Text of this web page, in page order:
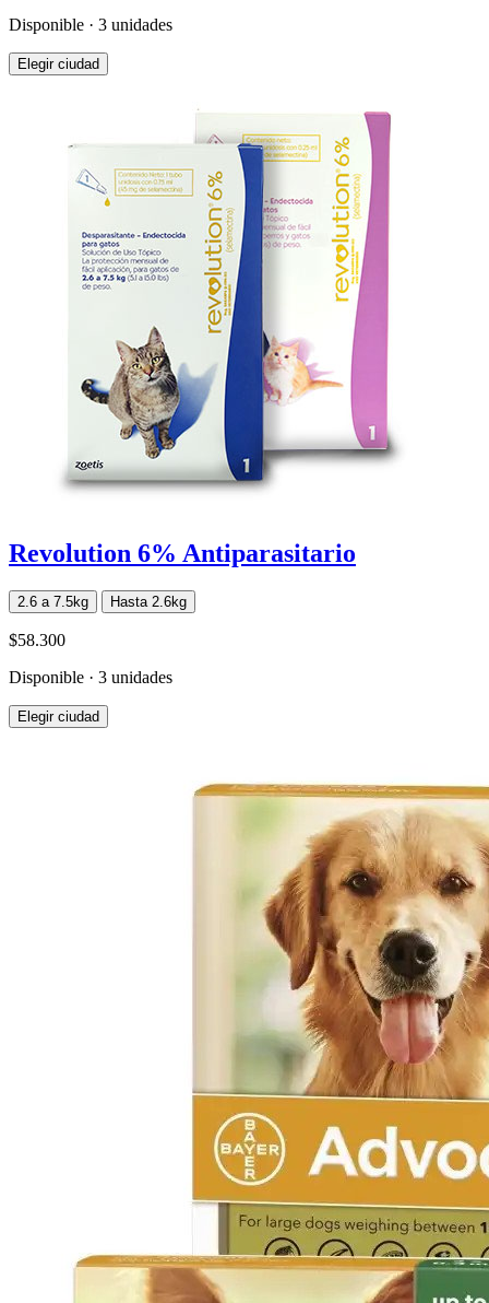
Disponible · 3 unidades
Elegir ciudad
Revolution 6% Antiparasitario
2.6 a 7.5kg Hasta 2.6kg
$58.300
Disponible · 3 unidades
Elegir ciudad